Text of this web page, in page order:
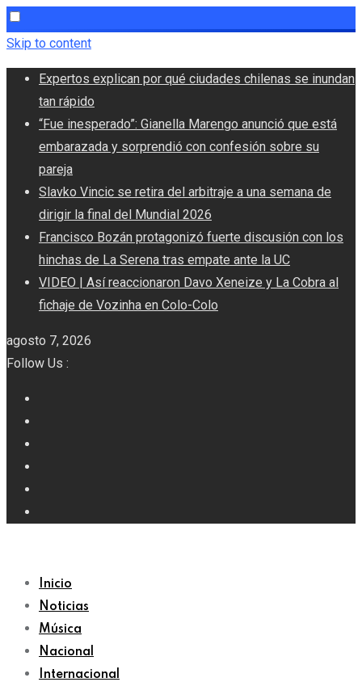
Skip to content
Expertos explican por qué ciudades chilenas se inundan
tan rápido
“Fue inesperado”: Gianella Marengo anunció que está
embarazada y sorprendió con confesión sobre su
pareja
Slavko Vincic se retira del arbitraje a una semana de
dirigir la final del Mundial 2026
Francisco Bozán protagonizó fuerte discusión con los
hinchas de La Serena tras empate ante la UC
VIDEO | Así reaccionaron Davo Xeneize y La Cobra al
fichaje de Vozinha en Colo-Colo
agosto 7, 2026
Follow Us :
Inicio
Noticias
Música
Nacional
Internacional